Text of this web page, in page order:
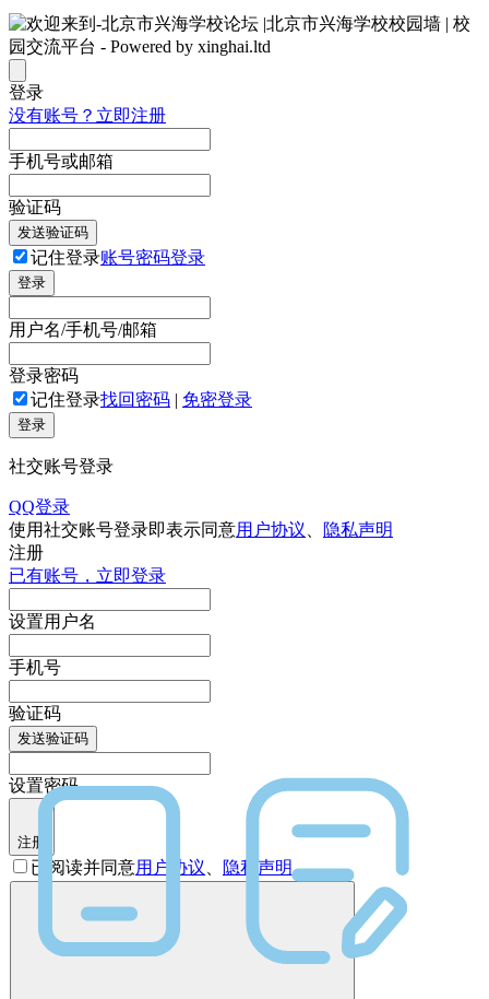
登录
没有账号？立即注册
手机号或邮箱
验证码
发送验证码
记住登录账号密码登录
登录
用户名/手机号/邮箱
登录密码
记住登录找回密码 | 免密登录
登录
社交账号登录
QQ登录
使用社交账号登录即表示同意用户协议
隐私声明
注册
已有账号，立即登录
设置用户名
手机号
验证码
发送验证码
设置密码
注册
已阅读并同意用户协议 隐私声明